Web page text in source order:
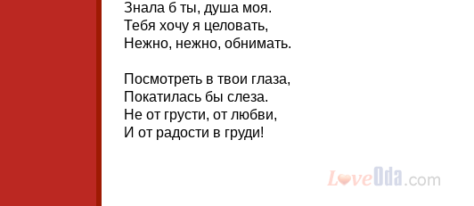
Знала б ты, душа моя.
Тебя хочу я целовать,
Нежно, нежно, обнимать.
Посмотреть в твои глаза,
Покатилась бы слеза.
Не от грусти, от любви,
И от радости в груди!